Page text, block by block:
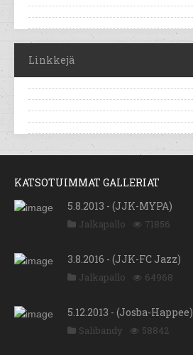
Linkkejä
KATSOTUIMMAT GALLERIAT
5.8.2013 - (JJK-MYPA)
Jalkapallo 71856
3.8.2016 - (JJK-FC Jazz)
Jalkapallo 64968
5.12.2013 - (Josba-Happee)
Salibandy 58842